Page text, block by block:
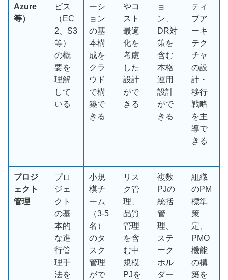
Azure
等）
ビス
（ EC
2
S3
等）
の概
要を
理解
して
いる
ーシ
ョン
の基
本構
成を
クラ
ウド
で構
築で
きる
やコ
スト
最適
化を
考慮
した
設計
がで
きる
ョ
ン、
DR対
策を
含む
本格
運用
設計
がで
きる
ティ
ブア
ーキ
テク
チャ
の設
計・
移行
戦略
を主
導で
きる
プロジ
ェクト
管理
プロ
ジェ
クト
の基
本的
な進
行管
理手
法を
小規
模チ
ーム
（3-5
名）
のタ
スク
管理
がで
リス
ク管
理、
品質
管理
を含
む中
規模
PJを
複数
PJの
統括
管
理、
ステ
ーク
ホル
ダー
組織
のPM
標準
策
定、
PMO
機能
の構
築を